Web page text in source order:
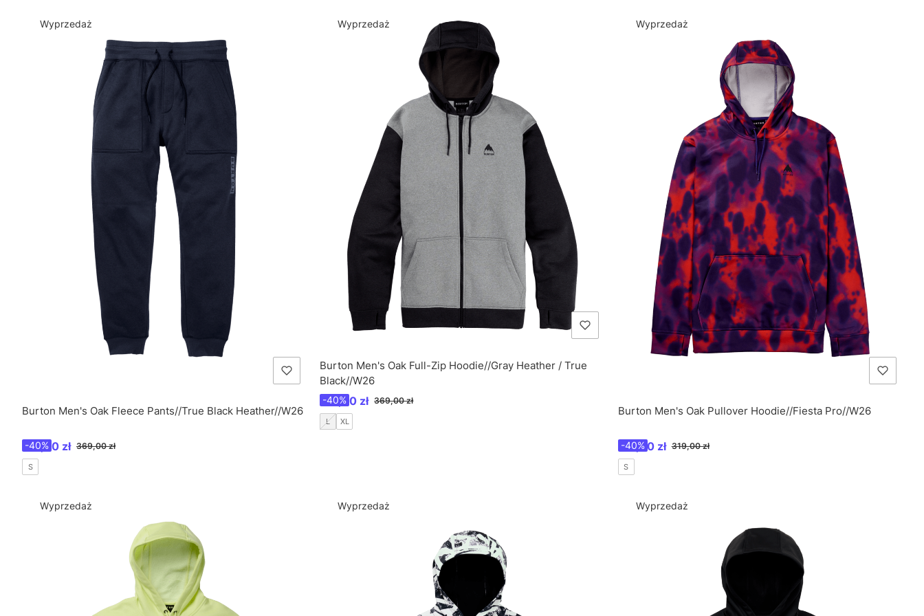
Wyprzedaż
Burton Men's Oak Fleece Pants//True Black Heather//W26
Cena promocyjna
221,40 zł 369,00 zł
-40%
S
Wyprzedaż
Burton Men's Oak Full-Zip Hoodie//Gray Heather / True
Black//W26
Cena promocyjna
221,40 zł 369,00 zł
-40%
L XL
Wyprzedaż
Burton Men's Oak Pullover Hoodie//Fiesta Pro//W26
Cena promocyjna
191,40 zł 319,00 zł
-40%
S
Wyprzedaż Wyprzedaż Wyprzedaż